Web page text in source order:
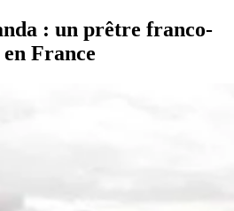
: un prêtre franco-
France